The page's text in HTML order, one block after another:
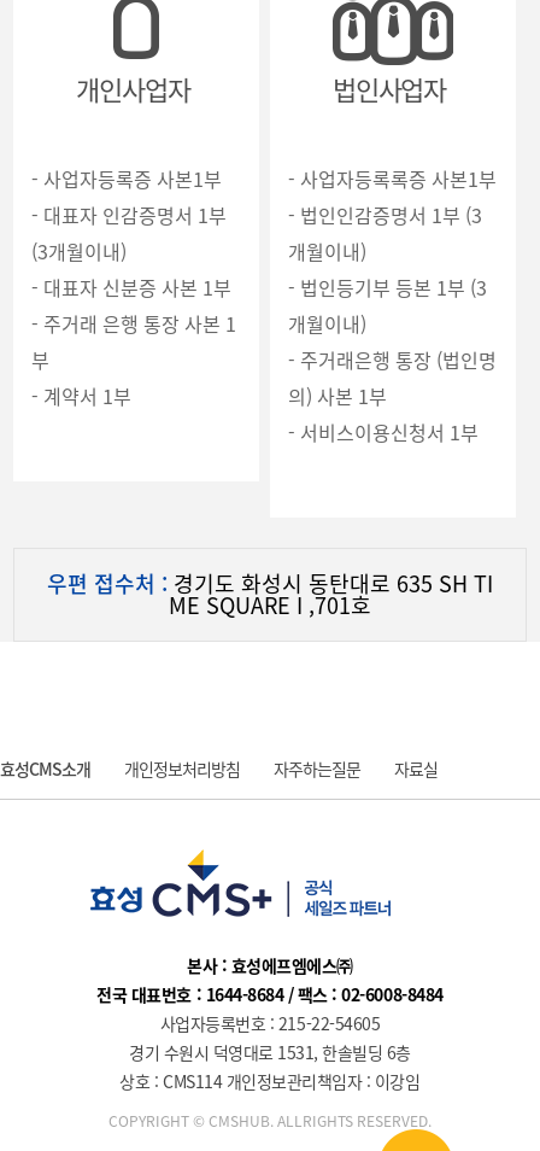
개인사업자
- 사업자등록증 사본1부
- 대표자 인감증명서 1부
(3개월이내)
- 대표자 신분증 사본 1부
- 주거래 은행 통장 사본 1
부
- 계약서 1부
법인사업자
- 사업자등록록증 사본1부
- 법인인감증명서 1부 (3
개월이내)
- 법인등기부 등본 1부 (3
개월이내)
- 주거래은행 통장 (법인명
의) 사본 1부
- 서비스이용신청서 1부
우편 접수처 : 경기도 화성시 동탄대로 635 SH TI
ME SQUARE I ,701호
효성CMS소개 개인정보처리방침 자주하는질문 자료실
본사 : 효성에프엠에스㈜
전국 대표번호 : 1644-8684 / 팩스 : 02-6008-8484
사업자등록번호 : 215-22-54605
경기 수원시 덕영대로 1531, 한솔빌딩 6층
상호 : CMS114 개인정보관리책임자 : 이강임
COPYRIGHT © CMSHUB. ALLRIGHTS RESERVED.